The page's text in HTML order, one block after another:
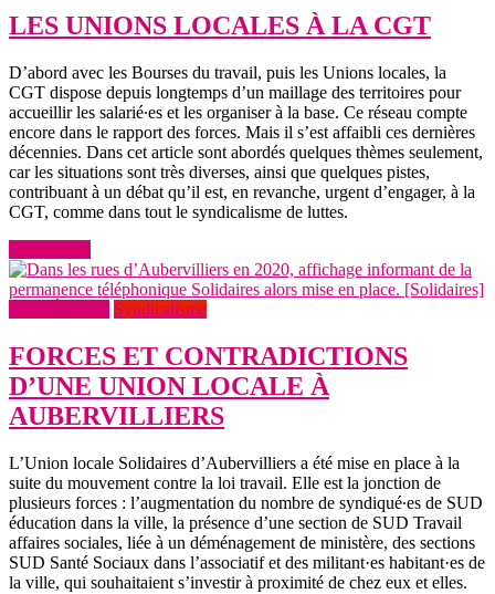
LES UNIONS LOCALES À LA CGT
D’abord avec les Bourses du travail, puis les Unions locales, la
CGT dispose depuis longtemps d’un maillage des territoires pour
accueillir les salarié∙es et les organiser à la base. Ce réseau compte
encore dans le rapport des forces. Mais il s’est affaibli ces dernières
décennies. Dans cet article sont abordés quelques thèmes seulement,
car les situations sont très diverses, ainsi que quelques pistes,
contribuant à un débat qu’il est, en revanche, urgent d’engager, à la
CGT, comme dans tout le syndicalisme de luttes.
Syndicalisme
FORCES ET CONTRADICTIONS
D’UNE UNION LOCALE À
AUBERVILLIERS
L’Union locale Solidaires d’Aubervilliers a été mise en place à la
suite du mouvement contre la loi travail. Elle est la jonction de
plusieurs forces : l’augmentation du nombre de syndiqué∙es de SUD
éducation dans la ville, la présence d’une section de SUD Travail
affaires sociales, liée à un déménagement de ministère, des sections
SUD Santé Sociaux dans l’associatif et des militant·es habitant·es de
la ville, qui souhaitaient s’investir à proximité de chez eux et elles.